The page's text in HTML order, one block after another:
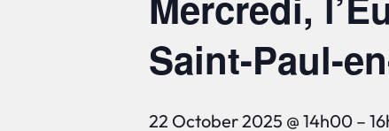
Saint-Paul-
22 October 2025 @ 14h00 –